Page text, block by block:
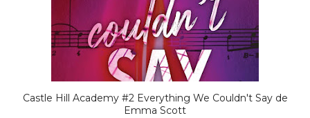
Castle Hill Academy #2 Everything We Couldn't Say de
Emma Scott